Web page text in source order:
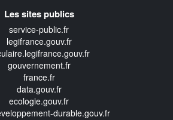
Les sites publics
service-public.fr
legifrance.gouv.fr
gouvernement.fr
france.fr
data.gouv.fr
ecologie.gouv.fr
durable.gouv.fr